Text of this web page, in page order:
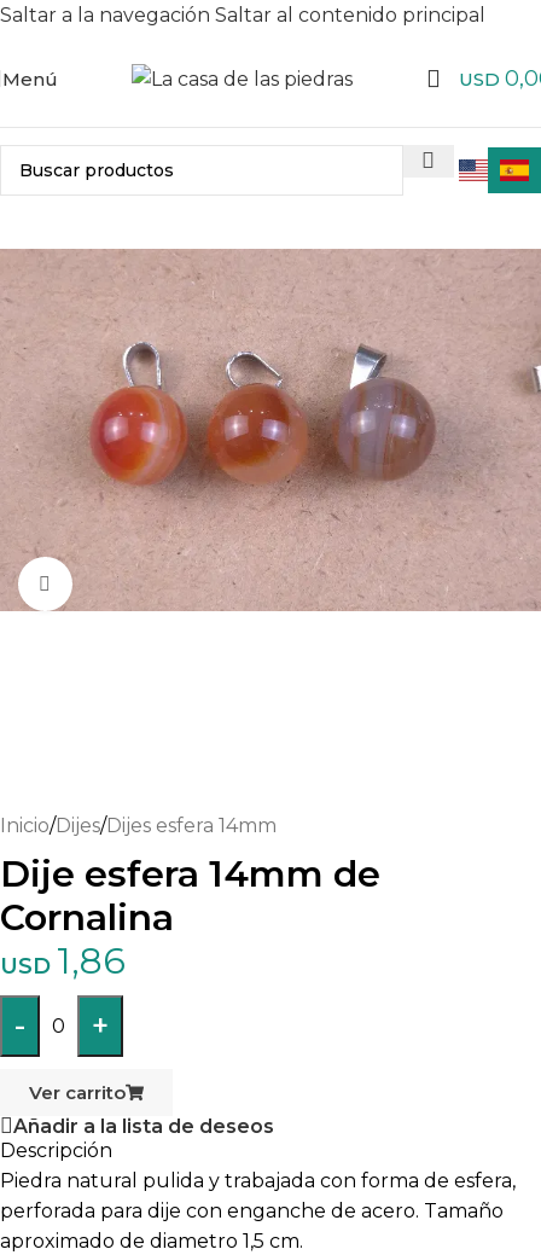
Saltar a la navegación Saltar al contenido principal
Menú USD
Haga clic para ampliar
Inicio/Dijes/Dijes esfera 14mm
Dije esfera 14mm de
Cornalina
USD 1,86
- 0 +
Ver carrito
Añadir a la lista de deseos
Descripción
Piedra natural pulida y trabajada con forma de esfera,
perforada para dije con enganche de acero. Tamaño
aproximado de diametro 1,5 cm.